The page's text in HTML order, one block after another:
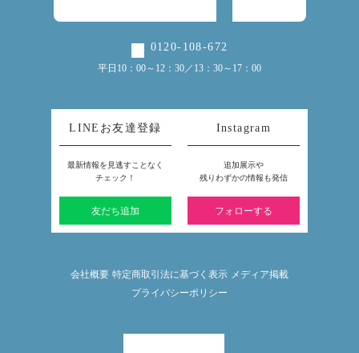
0120-108-672
平日10：00～12：30／13：30～17：00
LINEお友達登録
最新情報を見逃すことなく
チェック！
友だち追加
Instagram
追加展示や
残りわずかの情報も発信
フォローする
会社概要 特定商取引法に基づく表示 メディア掲載
プライバシーポリシー